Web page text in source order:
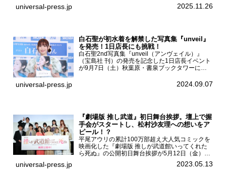
あなたです』(読売テレビ)に出演するなど女優と
universal-press.jp 2025.11.26
白石聖が初水着を解禁した写真集『unveil』
を発売！1日店長にも挑戦！
白石聖2nd写真集『unveil（アンヴェイル）』
（宝島社 刊）の発売を記念した1日店長イベント
が9月7日（土）秋葉原・書泉ブックタワーにて
を記念し1日店長イベントを開催した本写真集は
universal-press.jp 2024.09.07
『劇場版 推し武道』初日舞台挨拶。壇上で握
手会がスタートし、松村沙友理への想いをア
ピール！？
平尾アウリの累計100万部超え大人気コミックを
映画化した『劇場版 推しが武道館いってくれた
ら死ぬ』の公開初日舞台挨拶が5月12日（金）新
宿バルト9で開催され、出演者の松村沙友理、中
村里帆、MOMO(@onefive)、KANO(@onefi...
universal-press.jp 2023.05.13